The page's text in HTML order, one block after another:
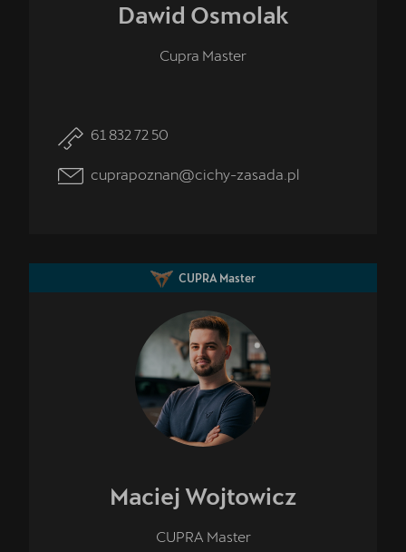
Dawid Osmolak
Cupra Master
61 832 72 50
cuprapoznan@cichy-zasada.pl
CUPRA Master
Maciej Wojtowicz
CUPRA Master